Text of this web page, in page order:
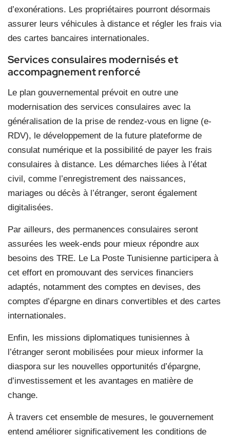
d’exonérations. Les propriétaires pourront désormais
assurer leurs véhicules à distance et régler les frais via
des cartes bancaires internationales.
Services consulaires modernisés et
accompagnement renforcé
Le plan gouvernemental prévoit en outre une
modernisation des services consulaires avec la
généralisation de la prise de rendez-vous en ligne (e-
RDV), le développement de la future plateforme de
consulat numérique et la possibilité de payer les frais
consulaires à distance. Les démarches liées à l’état
civil, comme l’enregistrement des naissances,
mariages ou décès à l’étranger, seront également
digitalisées.
Par ailleurs, des permanences consulaires seront
assurées les week-ends pour mieux répondre aux
besoins des TRE. Le La Poste Tunisienne participera à
cet effort en promouvant des services financiers
adaptés, notamment des comptes en devises, des
comptes d’épargne en dinars convertibles et des cartes
internationales.
Enfin, les missions diplomatiques tunisiennes à
l’étranger seront mobilisées pour mieux informer la
diaspora sur les nouvelles opportunités d’épargne,
d’investissement et les avantages en matière de
change.
À travers cet ensemble de mesures, le gouvernement
entend améliorer significativement les conditions de